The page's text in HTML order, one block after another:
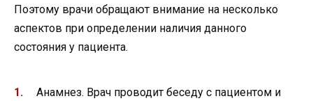
Поэтому врачи обращают внимание на несколько
аспектов при определении наличия данного
состояния у пациента.
Анамнез. Врач проводит беседу с пациентом и